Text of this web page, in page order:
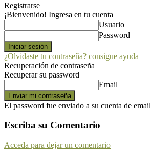
Registrarse
¡Bienvenido! Ingresa en tu cuenta
Usuario
Password
¿Olvidaste tu contraseña? consigue ayuda
Recuperación de contraseña
Recuperar su password
Email
El password fue enviado a su cuenta de email
Escriba su Comentario
Acceda para dejar un comentario